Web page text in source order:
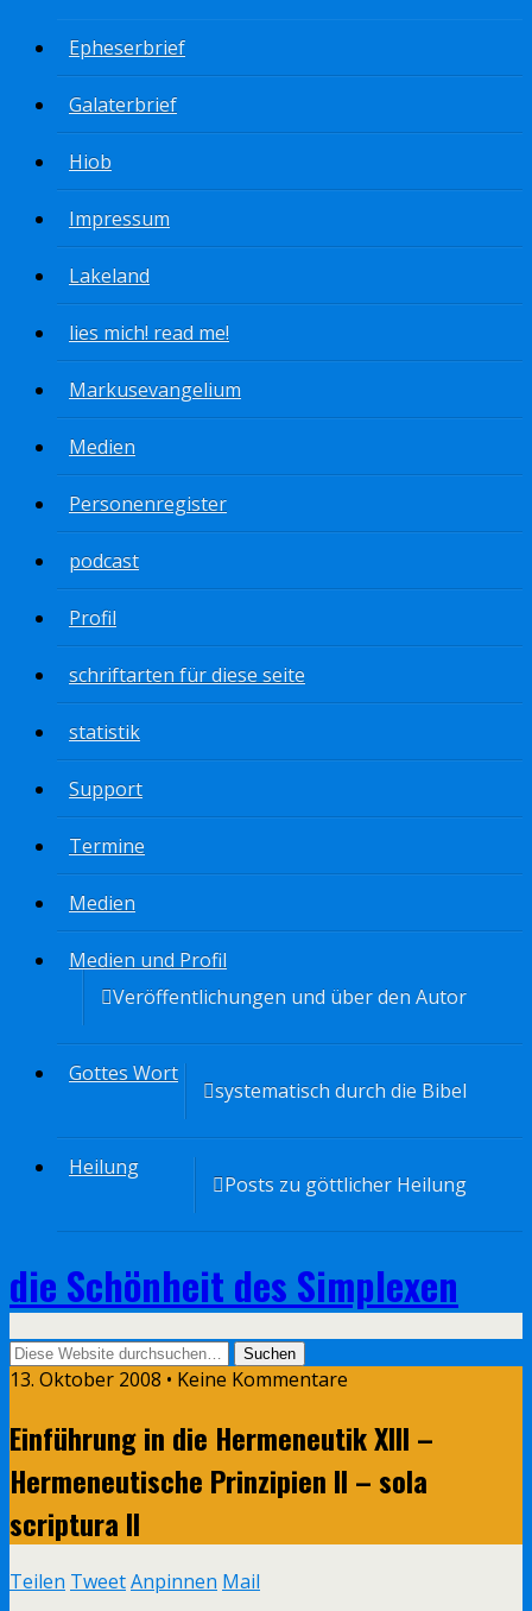
Epheserbrief
Galaterbrief
Hiob
Impressum
Lakeland
lies mich! read me!
Markusevangelium
Medien
Personenregister
podcast
Profil
schriftarten für diese seite
statistik
Support
Termine
Medien
Medien und Profil
Veröffentlichungen und über den Autor
Gottes Wort
systematisch durch die Bibel
Heilung
Posts zu göttlicher Heilung
die Schönheit des Simplexen
13. Oktober 2008 • Keine Kommentare
Einführung in die Hermeneutik XIII –
Hermeneutische Prinzipien II – sola
scriptura II
Teilen TweetAnpinnen Mail